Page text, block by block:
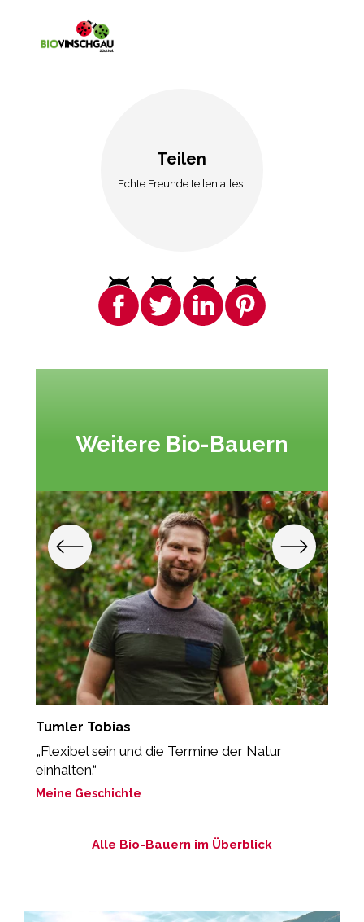
Teilen
Echte Freunde teilen alles.
Weitere Bio-Bauern
Tumler Tobias
„Flexibel sein und die Termine der Natur
einhalten.“
Meine Geschichte
Alle Bio-Bauern im Überblick